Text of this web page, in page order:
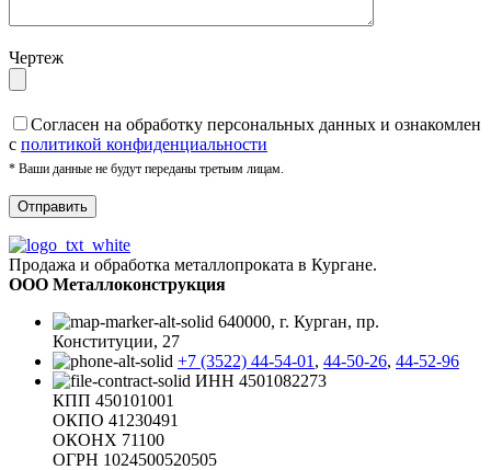
Чертеж
Cогласен на обработку персональных данных и ознакомлен
с политикой конфиденциальности
* Ваши данные не будут переданы третьим лицам.
Продажа и обработка металлопроката в Кургане.
ООО Металлоконструкция
640000, г. Курган, пр.
Конституции, 27
+7 (3522) 44-54-01 , 44-50-26, 44-52-96
ИНН 4501082273
КПП 450101001
ОКПО 41230491
ОКОНХ 71100
ОГРН 1024500520505